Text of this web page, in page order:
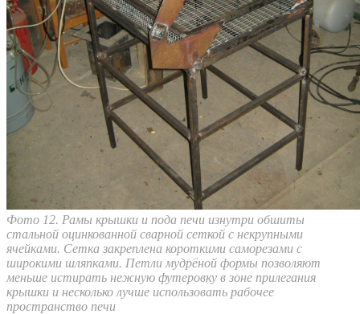
Фото 12. Рамы крышки и пода печи изнутри обшиты
стальной оцинкованной сварной сеткой с некрупными
ячейками. Сетка закреплена короткими саморезами с
широкими шляпками. Петли мудрёной формы позволяют
меньше истирать нежную футеровку в зоне прилегания
крышки и несколько лучше использовать рабочее
пространство печи